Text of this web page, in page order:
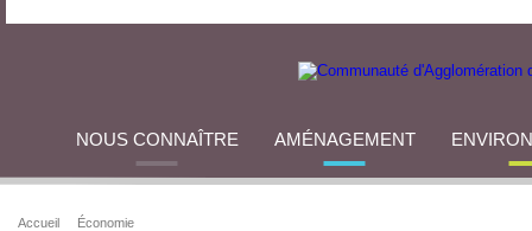
NOUS CONNAÎTRE AMÉNAGEMENT
Accueil Économie